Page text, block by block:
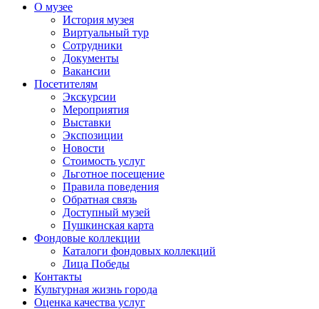
О музее
История музея
Виртуальный тур
Сотрудники
Документы
Вакансии
Посетителям
Экскурсии
Мероприятия
Выставки
Экспозиции
Новости
Стоимость услуг
Льготное посещение
Правила поведения
Обратная связь
Доступный музей
Пушкинская карта
Фондовые коллекции
Каталоги фондовых коллекций
Лица Победы
Контакты
Культурная жизнь города
Оценка качества услуг